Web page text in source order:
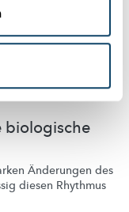
biologische
Änderungen des
diesen Rhythmus